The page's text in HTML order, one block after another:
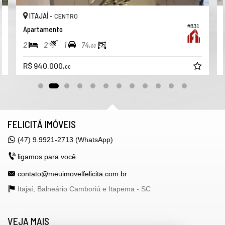
Bicicletário
Elevador
Hall Decorado e Mobiliado
#831
ITAJAÍ - CENTRO
Apartamento
2 2 1 74,00
R$ 940.000,00
FELICITÁ IMÓVEIS
(47) 9.9921-2713 (WhatsApp)
ligamos para você
contato@meuimovelfelicita.com.br
Itajaí, Balneário Camboriú e Itapema - SC
VEJA MAIS